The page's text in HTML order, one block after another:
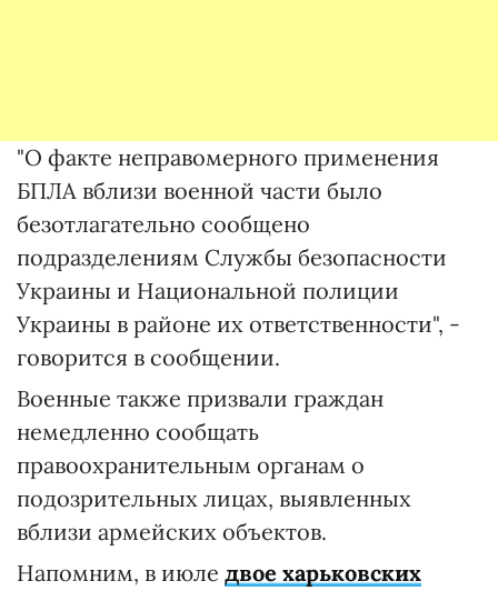
"О факте неправомерного применения
БПЛА вблизи военной части было
безотлагательно сообщено
подразделениям Службы безопасности
Украины и Национальной полиции
Украины в районе их ответственности", -
говорится в сообщении.
Военные также призвали граждан
немедленно сообщать
правоохранительным органам о
подозрительных лицах, выявленных
вблизи армейских объектов.
Напомним, в июле двое харьковских